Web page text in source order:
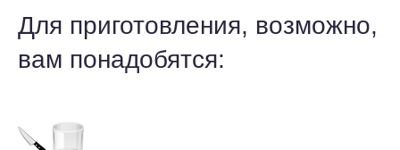
Для приготовления, возможно,
вам понадобятся: